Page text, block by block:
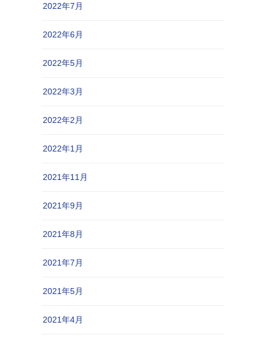
2022年7月
2022年6月
2022年5月
2022年3月
2022年2月
2022年1月
2021年11月
2021年9月
2021年8月
2021年7月
2021年5月
2021年4月